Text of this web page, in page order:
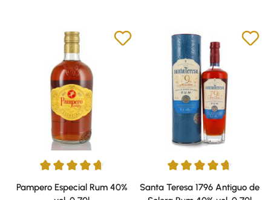
Durchschnittliche Bewertung von 4.67 von 5 Sternen
Pampero Especial Rum 40%
Durchschnittliche Bewertung
Santa Teresa 1796 Antiguo de